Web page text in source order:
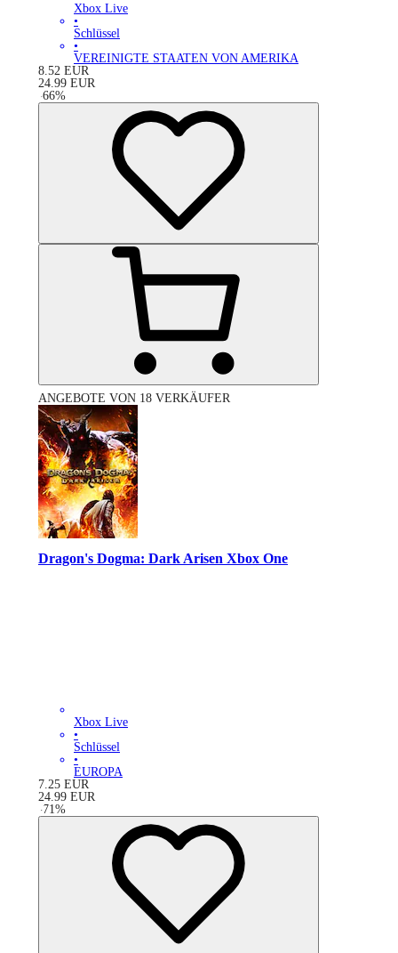
Xbox Live
•
Schlüssel
•
VEREINIGTE STAATEN VON AMERIKA
8.52 EUR
24.99 EUR
-66%
ANGEBOTE VON 18 VERKÄUFER
Dragon's Dogma: Dark Arisen Xbox One
Xbox Live
•
Schlüssel
•
EUROPA
7.25 EUR
24.99 EUR
-71%